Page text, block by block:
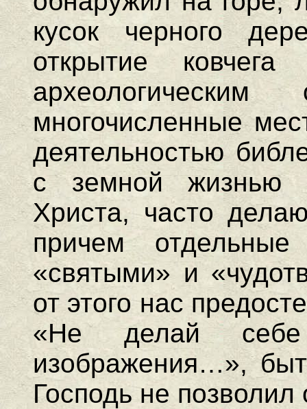
кусок черного
открытие
многочисленные
деятельностью
с земной жизнью
Христа, часто
причем
«святыми» и
от этого нас
«Не делай
изображения…»,
Господь не позволил